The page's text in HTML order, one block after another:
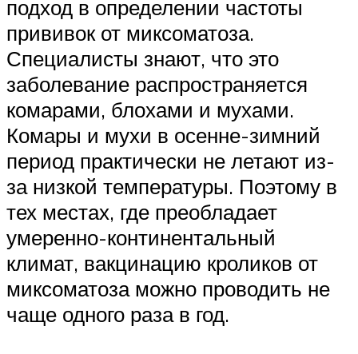
подход в определении частоты
прививок от миксоматоза.
Специалисты знают, что это
заболевание распространяется
комарами, блохами и мухами.
Комары и мухи в осенне-зимний
период практически не летают из-
за низкой температуры. Поэтому в
тех местах, где преобладает
умеренно-континентальный
климат, вакцинацию кроликов от
миксоматоза можно проводить не
чаще одного раза в год.